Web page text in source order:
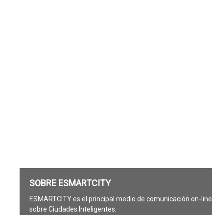
SOBRE ESMARTCITY
ESMARTCITY es el principal medio de comunicación on-line
sobre Ciudades Inteligentes.